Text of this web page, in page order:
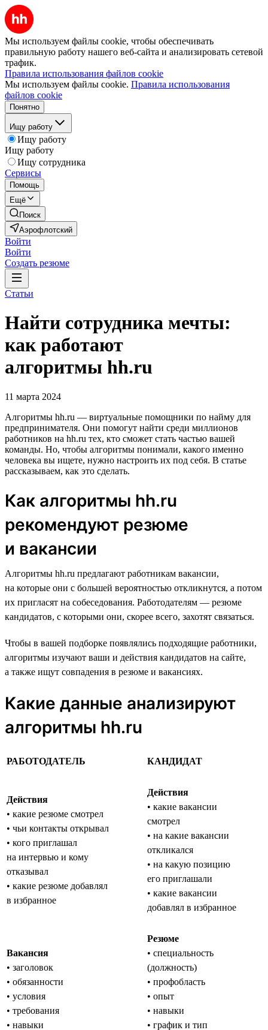
Мы используем файлы cookie, чтобы обеспечивать
правильную работу нашего веб-сайта и анализировать сетевой
трафик.
Правила использования файлов cookie
Мы используем файлы cookie. Правила использования
файлов cookie
Понятно
Ищу работу
Ищу работу
Ищу работу
Ищу сотрудника
Сервисы
Помощь
Ещё
Поиск
Аэрофлотский
Войти
Войти
Создать резюме
Статьи
Найти сотрудника мечты:
как работают
алгоритмы hh.ru
11 марта 2024
Алгоритмы hh.ru — виртуальные помощники по найму для
предпринимателя. Они помогут найти среди миллионов
работников на hh.ru тех, кто сможет стать частью вашей
команды. Но, чтобы алгоритмы понимали, какого именно
человека вы ищете, нужно настроить их под себя. В статье
рассказываем, как это сделать.
Как алгоритмы hh.ru
рекомендуют резюме
и вакансии
Алгоритмы hh.ru предлагают работникам вакансии,
на которые они с большей вероятностью откликнутся, а потом
их пригласят на собеседования. Работодателям — резюме
кандидатов, с которыми они, скорее всего, захотят связаться.
Чтобы в вашей подборке появлялись подходящие работники,
алгоритмы изучают ваши и действия кандидатов на сайте,
а также ищут совпадения в резюме и вакансиях.
Какие данные анализируют
алгоритмы hh.ru
РАБОТОДАТЕЛЬ КАНДИДАТ
Действия
• какие резюме смотрел
• чьи контакты открывал
• кого приглашал
на интервью и кому
отказывал
• какие резюме добавлял
в избранное
Действия
• какие вакансии
смотрел
• на какие вакансии
откликался
• на какую позицию
его приглашали
• какие вакансии
добавлял в избранное
Вакансия
• заголовок
• обязанности
• условия
• требования
• навыки
Резюме
• специальность
(должность)
• профобласть
• опыт
• навыки
• график и тип